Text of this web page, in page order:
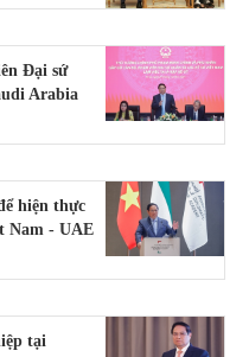
Đại sứ
Arabia
hiện thực
Nam - UAE
tại